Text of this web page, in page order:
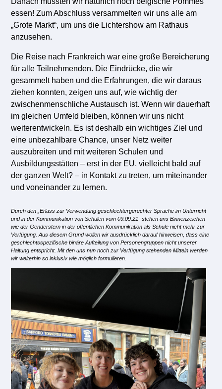
essen! Zum Abschluss versammelten wir uns alle am
„Grote Markt“, um uns die Lichtershow am Rathaus
anzusehen.
Die Reise nach Frankreichwar eine große Bereicherung
für alle Teilnehmenden. Die Eindrücke, die wir
gesammelt haben unddie Erfahrungen, die wir daraus
ziehen konnten, zeigen uns auf, wie wichtig der
zwischenmenschliche Austausch ist.Wenn wirdauerhaft
im gleichen Umfeld bleiben, können wir uns nicht
weiterentwickeln. Es ist deshalb ein wichtiges Ziel und
eine unbezahlbare Chance, unser Netz weiter
auszubreiten und mitweiteren Schulen und
Ausbildungsstätten – erst in der EU, vielleicht bald auf
der ganzen Welt?– in Kontakt zu treten, um miteinander
und voneinander zu lernen.
Durch den „Erlass zur Verwendung geschlechtergerechter Sprache im Unterricht
und in der Kommunikation von Schulen vom 09.09.21" stehen uns Binnenzeichen
wie der Genderstern in der öffentlichen Kommunikation als Schule nicht mehr zur
Verfügung. Aus diesem Grund wollen wir ausdrücklich darauf hinweisen, dass eine
geschlechtsspezifische binäre Aufteilung von Personengruppen nicht unserer
Haltung entspricht. Mit den uns nun noch zur Verfügung stehenden Mitteln werden
wir weiterhin so inklusiv wie möglich formulieren.